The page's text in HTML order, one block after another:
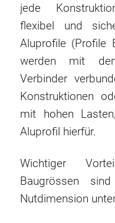
jede
flexibel und
Aluprofile
werden mit
Verbinder
Konstruktionen
mit hohen
Aluprofil hierfür.
Wichtiger
Baugrössen
Nutdimension